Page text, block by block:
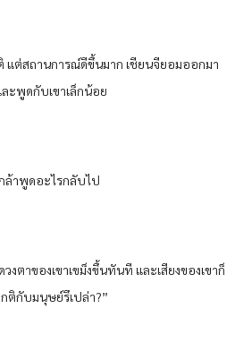
แต่สถานการณ์ดีขึ้นมาก เชียนจียอมออกมา
ะพูดกับเขาเล็กน้อย
ล้าพูดอะไรกลับไป
งตาของเขาเขม็งขึ้นทันที และเสียงของเขาก็
ติกับมนุษย์รึเปล่า?”